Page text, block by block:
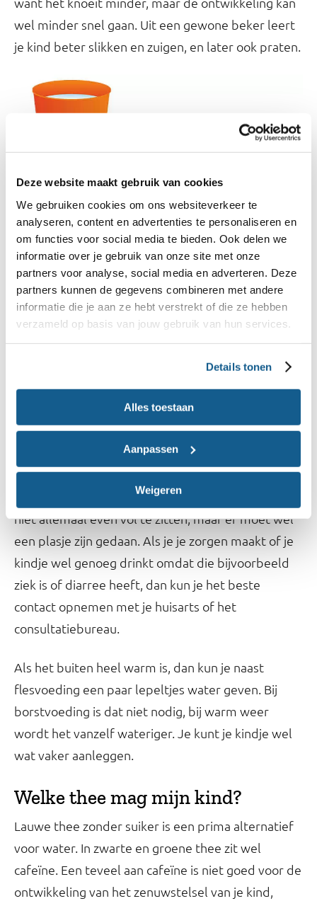
Deze website maakt gebruik van cookies
We gebruiken cookies om ons websiteverkeer te
analyseren, content en advertenties te personaliseren en
om functies voor social media te bieden. Ook delen we
informatie over je gebruik van onze site met onze
partners voor analyse, social media en adverteren. Deze
partners kunnen de gegevens combineren met andere
informatie die je aan ze hebt verstrekt of die ze hebben
verzameld op basis van jouw gebruik van hun services.
Details tonen
Alles toestaan
Aanpassen
Weigeren
wel minder snel gaan. Uit een gewone beker leert
je kind beter slikken en zuigen, en later ook praten.
Tussen de 6 en 8 maanden kun je beginnen met je
kind uit een beker te leren drinken. Houd eerst zelf
de beker vast terwijl je kind zelf slokjes neemt. Je
merkt vanzelf wanneer die de beker naar de mond
kan brengen en kan drinken zonder al te veel te
knoeien. Meestal is dat tussen de 8 en 12
maanden. Laat je kindje regelmatig oefenen met
drinken uit een beker: het gaat vanzelf steeds
Hoe weet je of je kind voldoende
Het aantal plasluiers is een goede maat, dit
moeten er minimaal 4 zijn per 24 uur. Ze hoeven
niet allemaal even vol te zitten, maar er moet wel
een plasje zijn gedaan. Als je je zorgen maakt of je
kindje wel genoeg drinkt omdat die bijvoorbeeld
ziek is of diarree heeft, dan kun je het beste
contact opnemen met je huisarts of het
consultatiebureau.
Als het buiten heel warm is, dan kun je naast
flesvoeding een paar lepeltjes water geven. Bij
borstvoeding is dat niet nodig, bij warm weer
wordt het vanzelf wateriger. Je kunt je kindje wel
wat vaker aanleggen.
Welke thee mag mijn kind?
Lauwe thee zonder suiker is een prima alternatief
voor water. In zwarte en groene thee zit wel
cafeïne. Een teveel aan cafeïne is niet goed voor de
ontwikkeling van het zenuwstelsel van je kind,